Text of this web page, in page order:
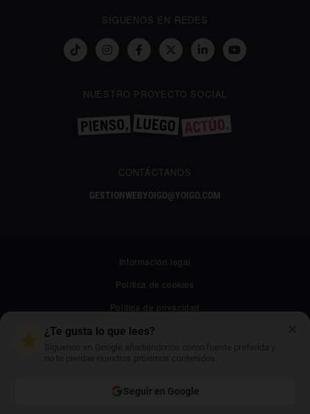
SÍGUENOS EN REDES
NUESTRO PROYECTO SOCIAL
CONTÁCTANOS
GESTIONWEBYOIGO@YOIGO.COM
Información legal
Política de cookies
Política de privacidad
Canal ético
Contacto
¿Te gusta lo que lees?
Seguir en Google